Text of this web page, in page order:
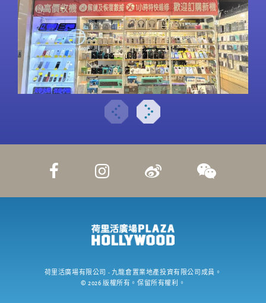
荷里活廣場有限公司 - 九龍倉置業地產投資有限公司成員。
© 2026版權所有。保留所有權利。